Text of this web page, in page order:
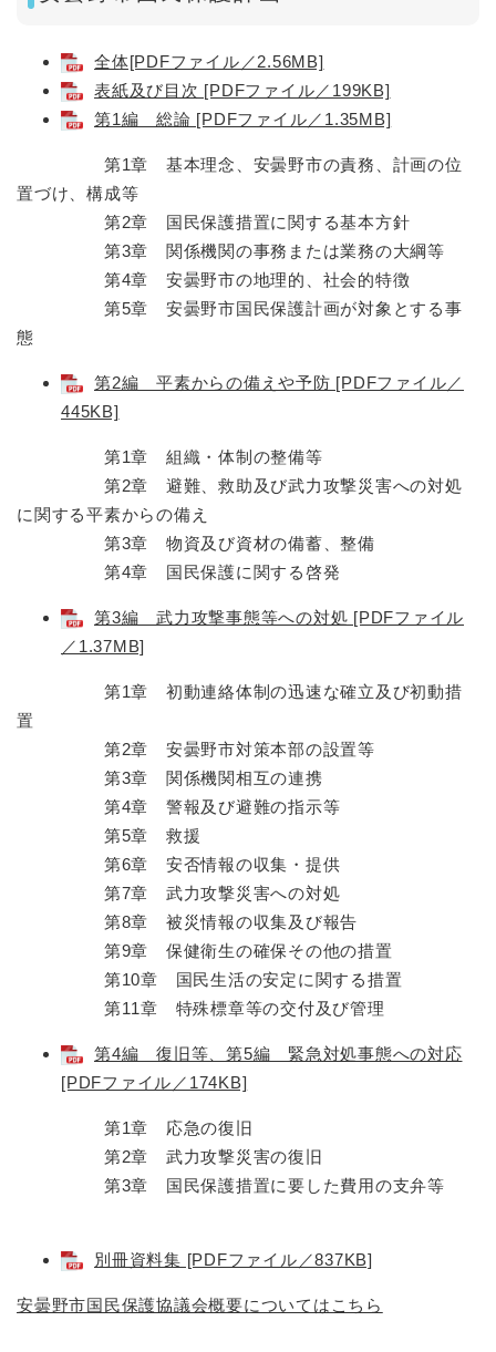
全体[PDFファイル／2.56MB]
表紙及び目次 [PDFファイル／199KB]
第1編 総論 [PDFファイル／1.35MB]
第1章 基本理念、安曇野市の責務、計画の位
置づけ、構成等
第2章 国民保護措置に関する基本方針
第3章 関係機関の事務または業務の大綱等
第4章 安曇野市の地理的、社会的特徴
第5章 安曇野市国民保護計画が対象とする事
態
第2編 平素からの備えや予防 [PDFファイル／
445KB]
第1章 組織・体制の整備等
第2章 避難、救助及び武力攻撃災害への対処
に関する平素からの備え
第3章 物資及び資材の備蓄、整備
第4章 国民保護に関する啓発
第3編 武力攻撃事態等への対処 [PDFファイル
／1.37MB]
第1章 初動連絡体制の迅速な確立及び初動措
置
第2章 安曇野市対策本部の設置等
第3章 関係機関相互の連携
第4章 警報及び避難の指示等
第5章 救援
第6章 安否情報の収集・提供
第7章 武力攻撃災害への対処
第8章 被災情報の収集及び報告
第9章 保健衛生の確保その他の措置
第10章 国民生活の安定に関する措置
第11章 特殊標章等の交付及び管理
第4編 復旧等、第5編 緊急対処事態への対応
[PDFファイル／174KB]
第1章 応急の復旧
第2章 武力攻撃災害の復旧
第3章 国民保護措置に要した費用の支弁等
別冊資料集 [PDFファイル／837KB]
安曇野市国民保護協議会概要についてはこちら